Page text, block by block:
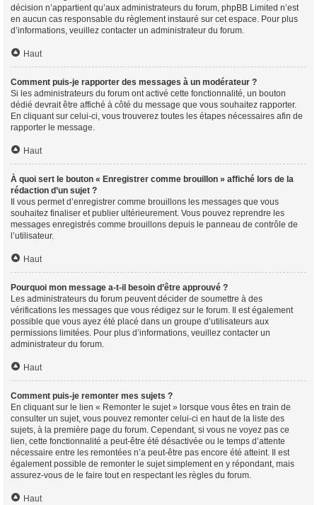
décision n’appartient qu’aux administrateurs du forum, phpBB Limited n’est
en aucun cas responsable du règlement instauré sur cet espace. Pour plus
d’informations, veuillez contacter un administrateur du forum.
Haut
Comment puis-je rapporter des messages à un modérateur ?
Si les administrateurs du forum ont activé cette fonctionnalité, un bouton
dédié devrait être affiché à côté du message que vous souhaitez rapporter.
En cliquant sur celui-ci, vous trouverez toutes les étapes nécessaires afin de
rapporter le message.
Haut
À quoi sert le bouton « Enregistrer comme brouillon » affiché lors de la
rédaction d’un sujet ?
Il vous permet d’enregistrer comme brouillons les messages que vous
souhaitez finaliser et publier ultérieurement. Vous pouvez reprendre les
messages enregistrés comme brouillons depuis le panneau de contrôle de
l’utilisateur.
Haut
Pourquoi mon message a-t-il besoin d’être approuvé ?
Les administrateurs du forum peuvent décider de soumettre à des
vérifications les messages que vous rédigez sur le forum. Il est également
possible que vous ayez été placé dans un groupe d’utilisateurs aux
permissions limitées. Pour plus d’informations, veuillez contacter un
administrateur du forum.
Haut
Comment puis-je remonter mes sujets ?
En cliquant sur le lien « Remonter le sujet » lorsque vous êtes en train de
consulter un sujet, vous pouvez remonter celui-ci en haut de la liste des
sujets, à la première page du forum. Cependant, si vous ne voyez pas ce
lien, cette fonctionnalité a peut-être été désactivée ou le temps d’attente
nécessaire entre les remontées n’a peut-être pas encore été atteint. Il est
également possible de remonter le sujet simplement en y répondant, mais
assurez-vous de le faire tout en respectant les règles du forum.
Haut